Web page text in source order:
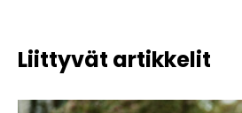
Liittyvät artikkelit